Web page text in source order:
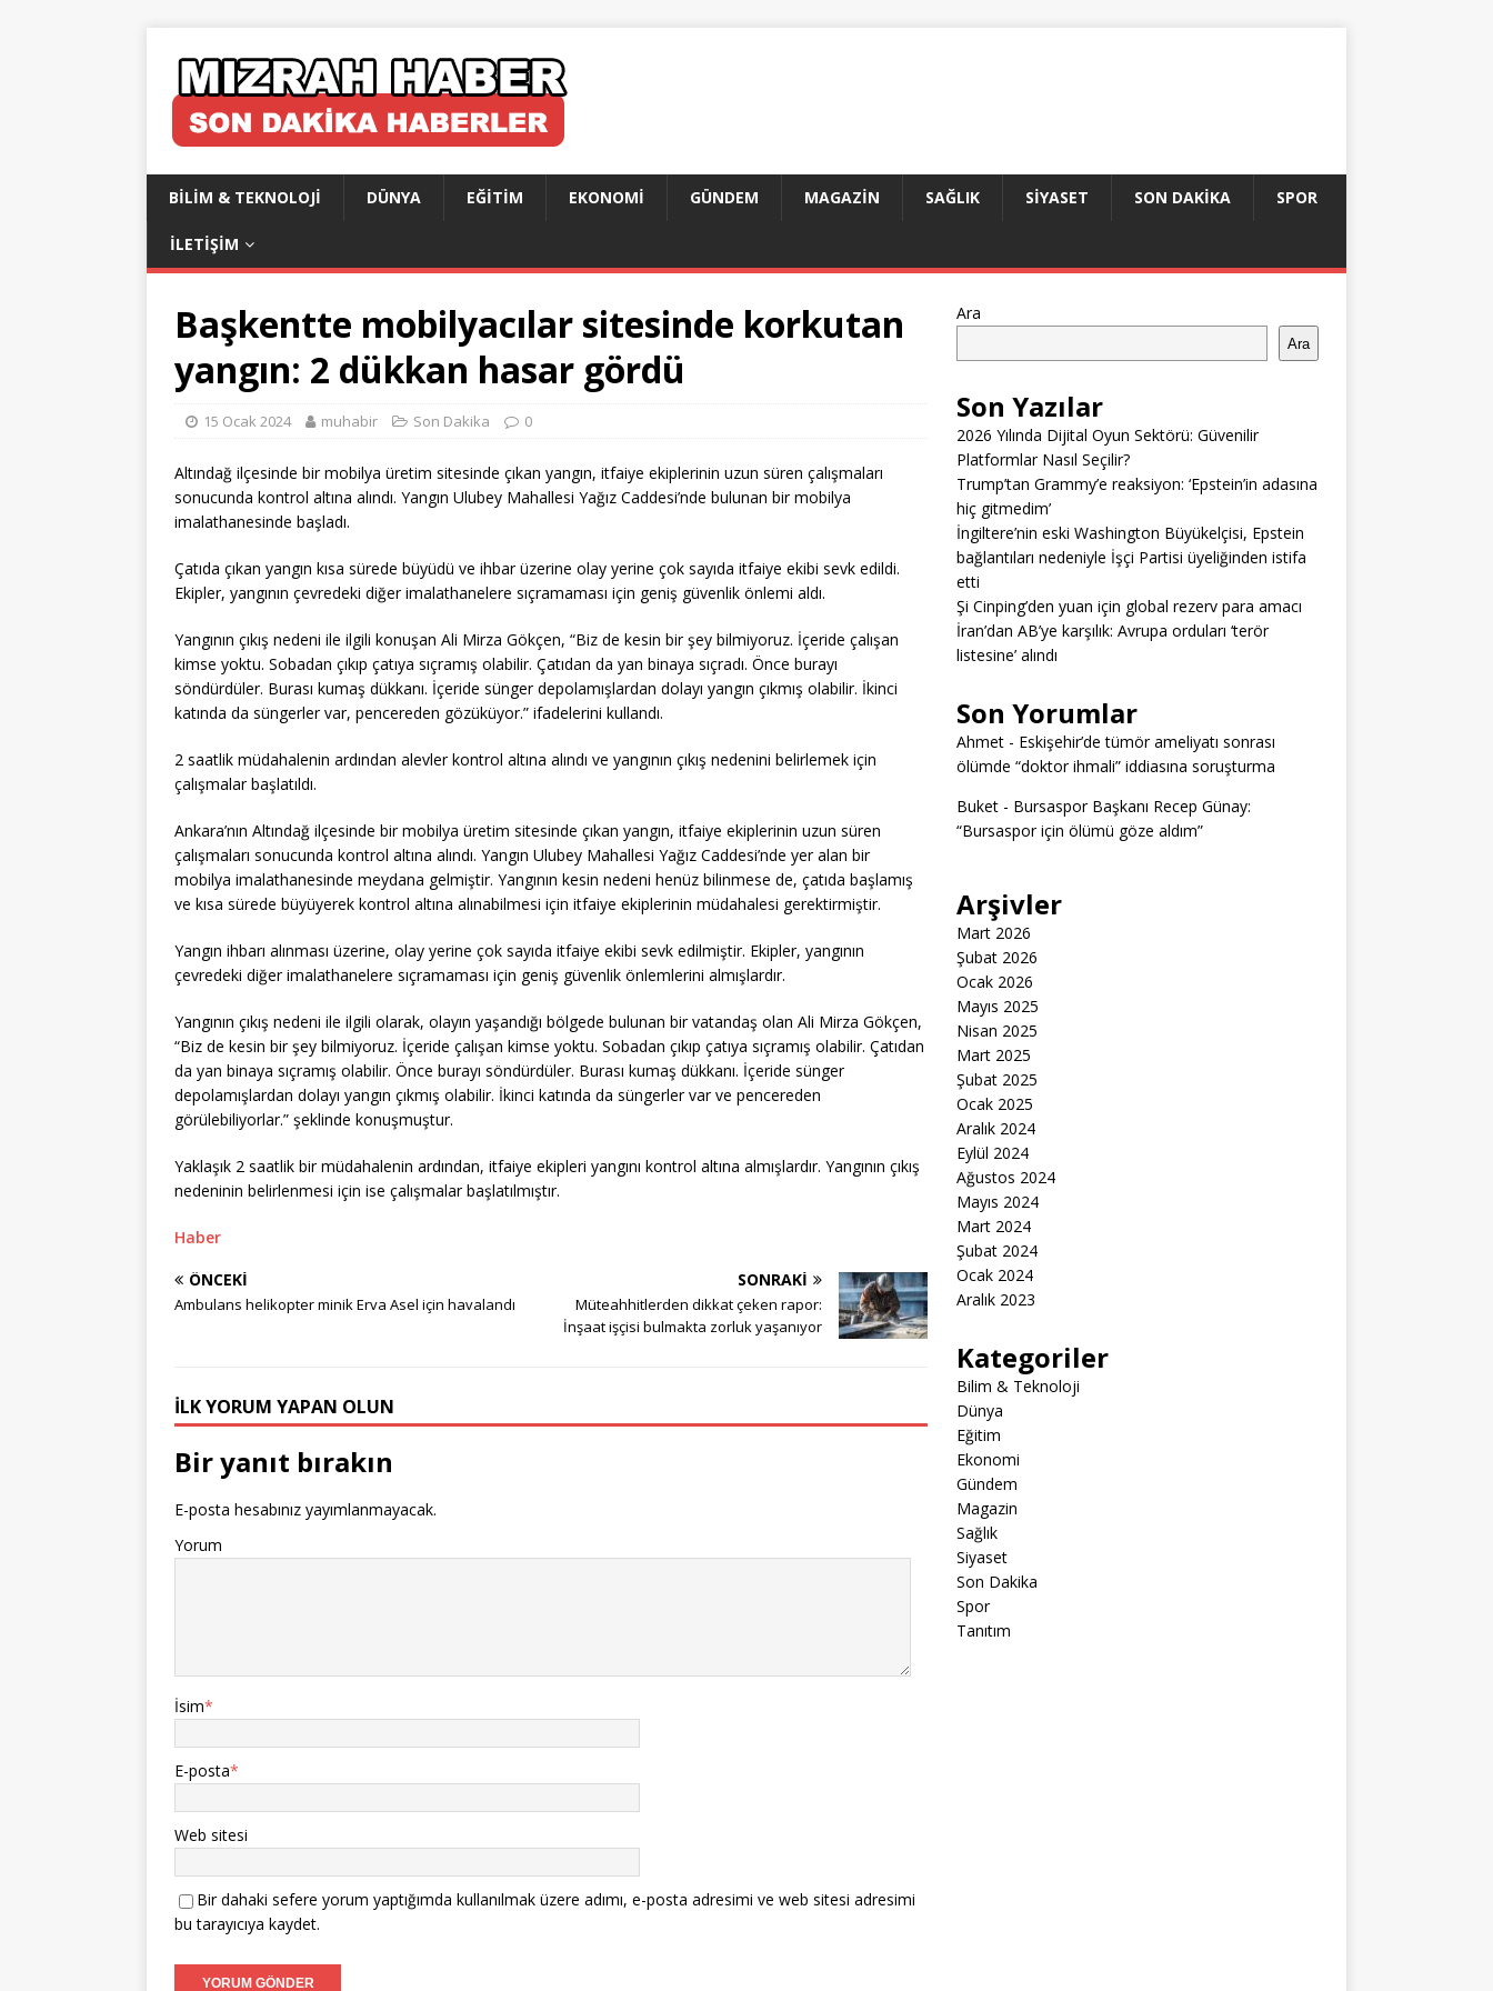
BILIM & TEKNOLOJI DÜNYA EĞITIM EKONOMI GÜNDEM MAGAZIN SAĞLIK SIYASET SON DAKIKA SPOR
İLETIŞIM
Başkentte mobilyacılar sitesinde korkutan
yangın: 2 dükkan hasar gördü
15 Ocak 2024 muhabir Son Dakika 0
Altındağ ilçesinde bir mobilya üretim sitesinde çıkan yangın, itfaiye ekiplerinin uzun süren çalışmaları
sonucunda kontrol altına alındı. Yangın Ulubey Mahallesi Yağız Caddesi’nde bulunan bir mobilya
imalathanesinde başladı.
Çatıda çıkan yangın kısa sürede büyüdü ve ihbar üzerine olay yerine çok sayıda itfaiye ekibi sevk edildi.
Ekipler, yangının çevredeki diğer imalathanelere sıçramaması için geniş güvenlik önlemi aldı.
Yangının çıkış nedeni ile ilgili konuşan Ali Mirza Gökçen, “Biz de kesin bir şey bilmiyoruz. İçeride çalışan
kimse yoktu. Sobadan çıkıp çatıya sıçramış olabilir. Çatıdan da yan binaya sıçradı. Önce burayı
söndürdüler. Burası kumaş dükkanı. İçeride sünger depolamışlardan dolayı yangın çıkmış olabilir. İkinci
katında da süngerler var, pencereden gözüküyor.” ifadelerini kullandı.
2 saatlik müdahalenin ardından alevler kontrol altına alındı ve yangının çıkış nedenini belirlemek için
çalışmalar başlatıldı.
Ankara’nın Altındağ ilçesinde bir mobilya üretim sitesinde çıkan yangın, itfaiye ekiplerinin uzun süren
çalışmaları sonucunda kontrol altına alındı. Yangın Ulubey Mahallesi Yağız Caddesi’nde yer alan bir
mobilya imalathanesinde meydana gelmiştir. Yangının kesin nedeni henüz bilinmese de, çatıda başlamış
ve kısa sürede büyüyerek kontrol altına alınabilmesi için itfaiye ekiplerinin müdahalesi gerektirmiştir.
Yangın ihbarı alınması üzerine, olay yerine çok sayıda itfaiye ekibi sevk edilmiştir. Ekipler, yangının
çevredeki diğer imalathanelere sıçramaması için geniş güvenlik önlemlerini almışlardır.
Yangının çıkış nedeni ile ilgili olarak, olayın yaşandığı bölgede bulunan bir vatandaş olan Ali Mirza Gökçen,
“Biz de kesin bir şey bilmiyoruz. İçeride çalışan kimse yoktu. Sobadan çıkıp çatıya sıçramış olabilir. Çatıdan
da yan binaya sıçramış olabilir. Önce burayı söndürdüler. Burası kumaş dükkanı. İçeride sünger
depolamışlardan dolayı yangın çıkmış olabilir. İkinci katında da süngerler var ve pencereden
görülebiliyorlar.” şeklinde konuşmuştur.
Yaklaşık 2 saatlik bir müdahalenin ardından, itfaiye ekipleri yangını kontrol altına almışlardır. Yangının çıkış
nedeninin belirlenmesi için ise çalışmalar başlatılmıştır.
Haber
ÖNCEKI
Ambulans helikopter minik Erva Asel için havalandı
SONRAKI
Müteahhitlerden dikkat çeken rapor:
İnşaat işçisi bulmakta zorluk yaşanıyor
İLK YORUM YAPAN OLUN
Bir yanıt bırakın
E-posta hesabınız yayımlanmayacak.
Yorum
İsim*
E-posta*
Web sitesi
Bir dahaki sefere yorum yaptığımda kullanılmak üzere adımı, e-posta adresimi ve web sitesi adresimi
bu tarayıcıya kaydet.
Ara
Ara
Son Yazılar
2026 Yılında Dijital Oyun Sektörü: Güvenilir
Platformlar Nasıl Seçilir?
Trump’tan Grammy’e reaksiyon: ‘Epstein’in adasına
hiç gitmedim’
İngiltere’nin eski Washington Büyükelçisi, Epstein
bağlantıları nedeniyle İşçi Partisi üyeliğinden istifa
etti
Şi Cinping’den yuan için global rezerv para amacı
İran’dan AB’ye karşılık: Avrupa orduları ‘terör
listesine’ alındı
Son Yorumlar
Ahmet- Eskişehir’de tümör ameliyatı sonrası
ölümde “doktor ihmali” iddiasına soruşturma
Buket- Bursaspor Başkanı Recep Günay:
“Bursaspor için ölümü göze aldım”
Arşivler
Mart 2026
Şubat 2026
Ocak 2026
Mayıs 2025
Nisan 2025
Mart 2025
Şubat 2025
Ocak 2025
Aralık 2024
Eylül 2024
Ağustos 2024
Mayıs 2024
Mart 2024
Şubat 2024
Ocak 2024
Aralık 2023
Kategoriler
Bilim & Teknoloji
Dünya
Eğitim
Ekonomi
Gündem
Magazin
Sağlık
Siyaset
Son Dakika
Spor
Tanıtım